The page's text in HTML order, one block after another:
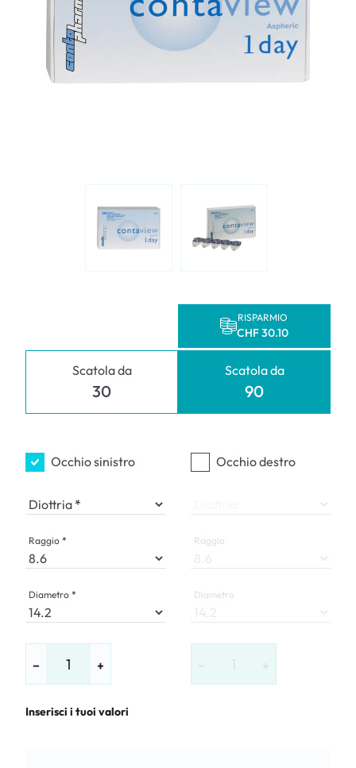
Scatola da
30
RISPARMIO
CHF 30.10
Scatola da
90
Occhio sinistro
Diottria
Raggio
Diametro
− +
Inserisci i tuoi valori
Occhio destro
Raggio
Diametro
− +